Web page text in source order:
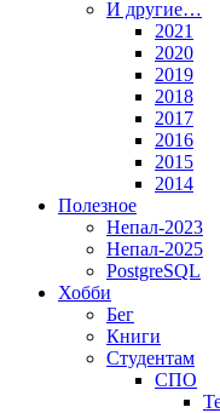
И другие…
2021
2020
2019
2018
2017
2016
2015
2014
Полезное
Непал-2023
Непал-2025
PostgreSQL
Хобби
Бег
Книги
Студентам
СПО